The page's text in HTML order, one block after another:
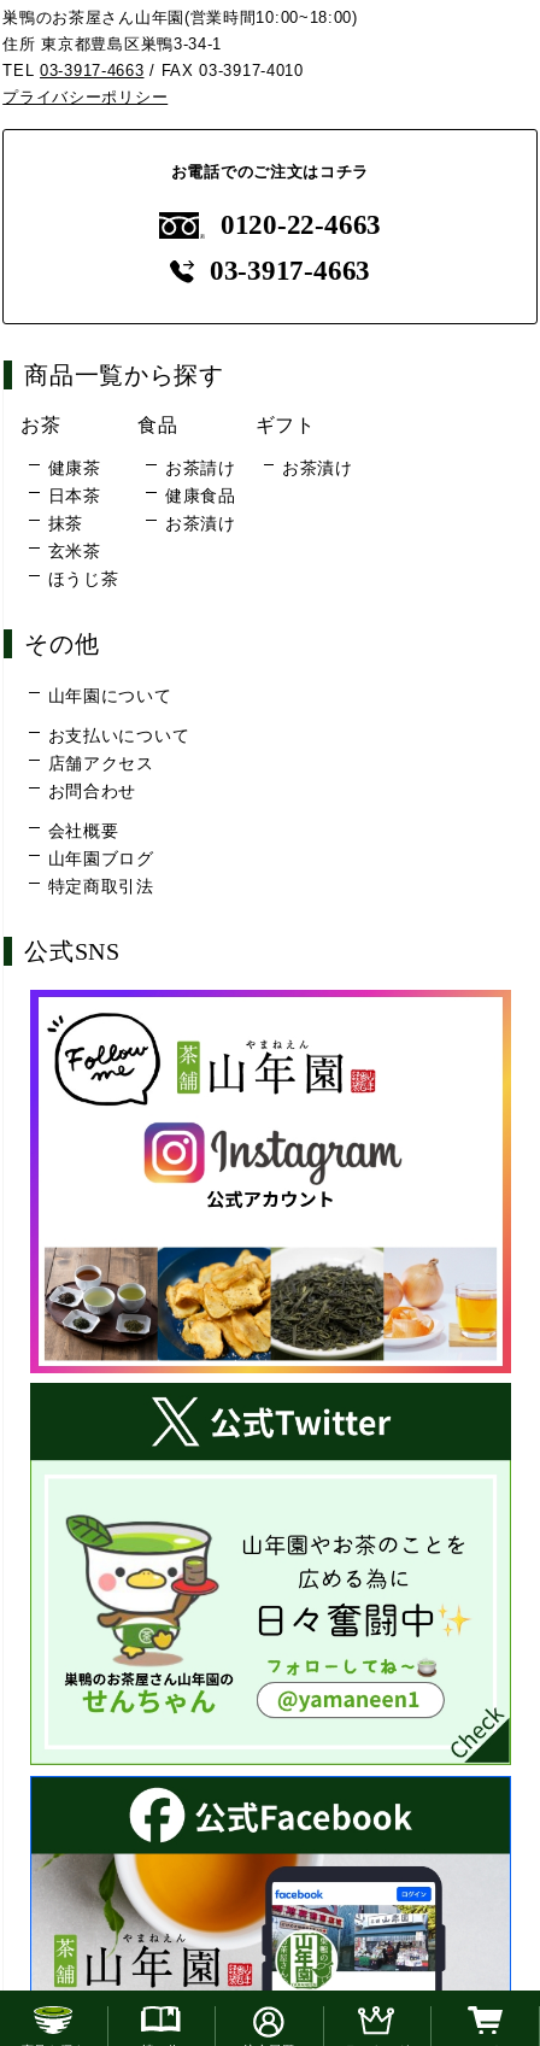
巣鴨のお茶屋さん山年園(営業時間10:00~18:00)
住所 東京都豊島区巣鴨3-34-1
TEL03-3917-4663 / FAX 03-3917-4010
プライバシーポリシー
お電話でのご注文はコチラ
0120-22-4663
03-3917-4663
商品一覧から探す
お茶
健康茶
日本茶
抹茶
玄米茶
ほうじ茶
食品
お茶請け
健康食品
お茶漬け
ギフト
お茶漬け
その他
山年園について
お支払いについて
店舗アクセス
お問合わせ
会社概要
山年園ブログ
特定商取引法
公式SNS
お電話でのご注文はこちら